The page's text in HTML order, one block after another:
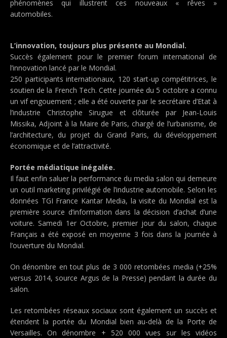
phénomènes qui illustrent ces nouveaux « rêves »
automobiles.
L’innovation, toujours plus présente au Mondial.
Succès également pour le premier forum international de
l’innovation lancé par le Mondial.
250 participants internationaux, 120 start-up compétitrices, le
soutien de la French Tech. Cette journée du 5 octobre a connu
un vif engouement ; elle a été ouverte par le secrétaire d’Etat à
l’industrie Christophe Sirugue et clôturée par Jean-Louis
Missika, Adjoint à la Maire de Paris, chargé de l’urbanisme, de
l’architecture, du projet du Grand Paris, du développement
économique et de l’attractivité.
Portée médiatique inégalée.
Il faut enfin saluer la performance du media salon qui demeure
un outil marketing privilégié de l’industrie automobile. Selon les
données TGI France Kantar Media, la visite du Mondial est la
première source d’information dans la décision d’achat d’une
voiture. Samedi 1er Octobre, premier jour du salon, chaque
Français a été exposé en moyenne 3 fois dans la journée à
l’ouverture du Mondial.
On dénombre en tout plus de 3 000 retombées media (+25%
versus 2014, source Argus de la Presse) pendant la durée du
salon.
Les retombées réseaux sociaux sont également un succès et
étendent la portée du Mondial bien au-delà de la Porte de
Versailles. On dénombre + 520 000 vues sur les vidéos